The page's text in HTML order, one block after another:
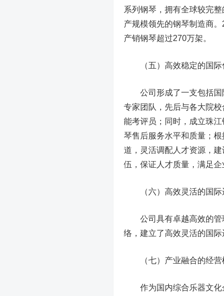
系列钢琴，拥有全球较完
产规模领先的钢琴制造商
产销钢琴超过270万架。
（五）高效稳定的国际
公司形成了一支包括国
专家团队，先后与各大院
能考评员；同时，成立珠
琴售后服务水平和质量；
道，灵活调配人才资源，
伍，保证人才质量，满足企
（六）高效灵活的国际
公司具有卓越高效的管
络，建立了高效灵活的国际
（七）产业融合的经营
作为国内综合乐器文化